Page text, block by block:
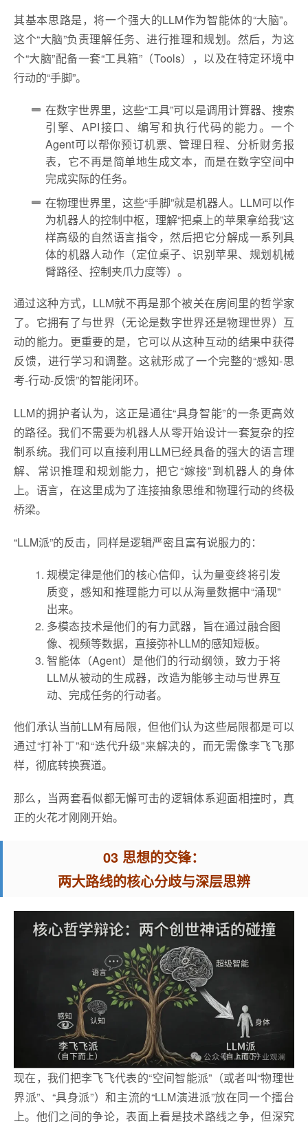
其基本思路是，将一个强大的LLM作为智能体的“大脑”。
这个“大脑”负责理解任务、进行推理和规划。然后，为这
个“大脑”配备一套“工具箱”（Tools），以及在特定环境中
行动的“手脚”。
在数字世界里，这些“工具”可以是调用计算器、搜索
引擎、API接口、编写和执行代码的能力。一个
Agent可以帮你预订机票、管理日程、分析财务报
表，它不再是简单地生成文本，而是在数字空间中
完成实际的任务。
在物理世界里，这些“手脚”就是机器人。LLM可以作
为机器人的控制中枢，理解“把桌上的苹果拿给我”这
样高级的自然语言指令，然后把它分解成一系列具
体的机器人动作（定位桌子、识别苹果、规划机械
臂路径、控制夹爪力度等）。
通过这种方式，LLM就不再是那个被关在房间里的哲学家
了。它拥有了与世界（无论是数字世界还是物理世界）互
动的能力。更重要的是，它可以从这种互动的结果中获得
反馈，进行学习和调整。这就形成了一个完整的“感知-思
考-行动-反馈”的智能闭环。
LLM的拥护者认为，这正是通往“具身智能”的一条更高效
的路径。我们不需要为机器人从零开始设计一套复杂的控
制系统。我们可以直接利用LLM已经具备的强大的语言理
解、常识推理和规划能力，把它“嫁接”到机器人的身体
上。语言，在这里成为了连接抽象思维和物理行动的终极
桥梁。
“LLM派”的反击，同样是逻辑严密且富有说服力的：
规模定律是他们的核心信仰，认为量变终将引发
质变，感知和推理能力可以从海量数据中“涌现”
出来。
多模态技术是他们的有力武器，旨在通过融合图
像、视频等数据，直接弥补LLM的感知短板。
智能体（Agent）是他们的行动纲领，致力于将
LLM从被动的生成器，改造为能够主动与世界互
动、完成任务的行动者。
他们承认当前LLM有局限，但他们认为这些局限都是可以
通过“打补丁”和“迭代升级”来解决的，而无需像李飞飞那
样，彻底转换赛道。
那么，当两套看似都无懈可击的逻辑体系迎面相撞时，真
正的火花才刚刚开始。
03 思想的交锋：
两大路线的核心分歧与深层思辨
现在，我们把李飞飞代表的“空间智能派”（或者叫“物理世
界派”、“具身派”）和主流的“LLM演进派”放在同一个擂台
上。他们之间的争论，表面上看是技术路线之争，但深究